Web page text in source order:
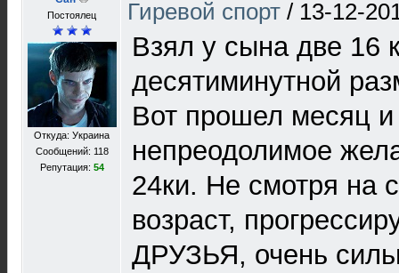
Постоялец
Откуда: Украина
Сообщений: 118
Репутация: 54
Гиревой спорт / 13-12-
Взял у сына две 16
десятиминутной
Вот прошел месяц
непреодолимое
24ки. Не смотря на
возраст,
ДРУЗЬЯ, очень